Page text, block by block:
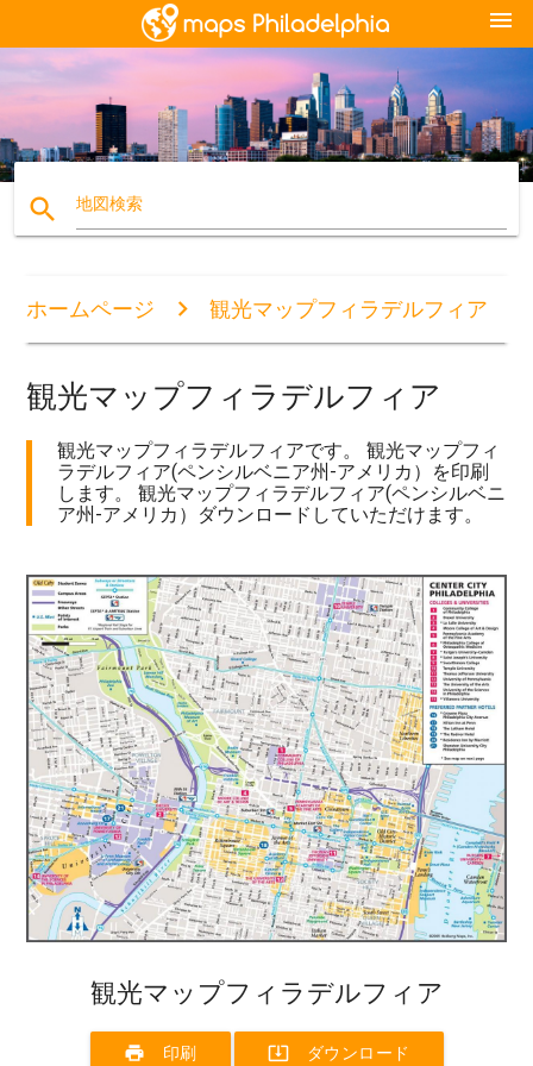
menu
search 地図検索
ホームページ 観光マップフィラデルフィア
観光マップフィラデルフィア
観光マップフィラデルフィアです。 観光マップフィ
ラデルフィア(ペンシルベニア州-アメリカ）を印刷
します。 観光マップフィラデルフィア(ペンシルベニ
ア州-アメリカ）ダウンロードしていただけます。
観光マップフィラデルフィア
print 印刷 system_update_alt ダウンロード